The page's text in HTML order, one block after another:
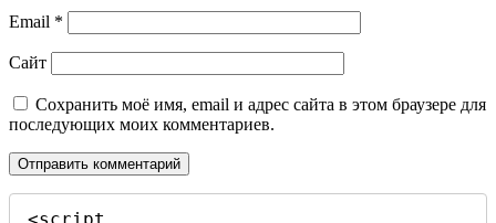
Email *
Сайт
Сохранить моё имя, email и адрес сайта в этом браузере для
последующих моих комментариев.